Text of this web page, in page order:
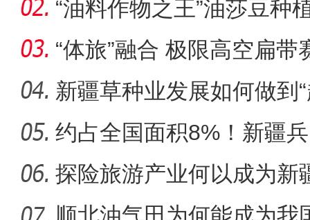
阿克苏好地方·旅游篇—《
“油料作物之王”油莎豆种
“体旅”融合 极限高空扁
区？
新疆草种业发展如何做到
约占全国面积8%！新疆
市为何能
探险旅游产业何以成为新